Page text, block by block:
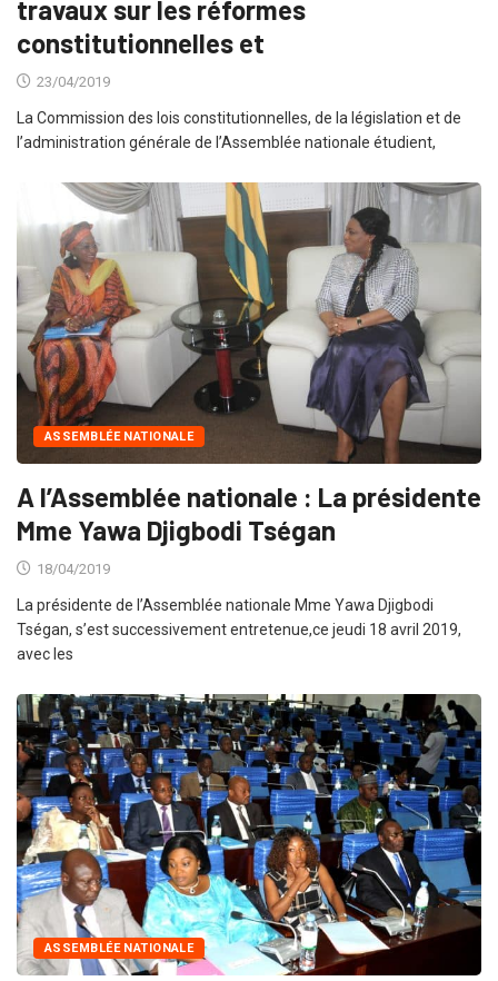
travaux sur les réformes
constitutionnelles et
23/04/2019
La Commission des lois constitutionnelles, de la législation et de
l’administration générale de l’Assemblée nationale étudient,
ASSEMBLÉE NATIONALE
A l’Assemblée nationale : La présidente
Mme Yawa Djigbodi Tségan
18/04/2019
La présidente de l’Assemblée nationale Mme Yawa Djigbodi
Tségan, s’est successivement entretenue,ce jeudi 18 avril 2019,
avec les
ASSEMBLÉE NATIONALE